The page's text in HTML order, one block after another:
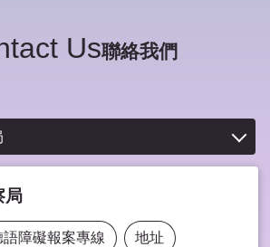
Us聯絡我們
局
語障礙報案專線 地址